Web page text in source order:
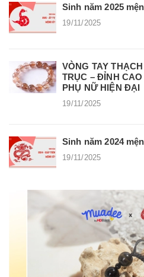
Sinh năm 2025
19/11/2025
VÒNG TAY
TRỤC – ĐỈNH
PHỤ NỮ HIỆN ĐẠI
19/11/2025
Sinh năm 2024
19/11/2025